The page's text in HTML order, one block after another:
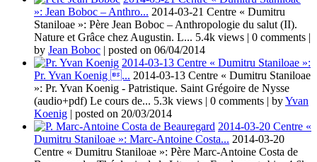
»: Jean Boboc – Anthro... 2014-03-21 Centre « Dumitru
Staniloae »: Père Jean Boboc – Anthropologie du salut (II).
Nature et Grâce chez Augustin. L... 5.4k views | 0 comments |
by Jean Boboc | posted on 06/04/2014
2014-03-13 Centre « Dumitru Staniloae »:
Pr. Yvan Koenig ... 2014-03-13 Centre « Dumitru Staniloae
»: Pr. Yvan Koenig - Patristique. Saint Grégoire de Nysse
(audio+pdf) Le cours de... 5.3k views | 0 comments | byYvan
Koenig | posted on 20/03/2014
2014-03-20 Centre «
Dumitru Staniloae »: Marc-Antoine Costa... 2014-03-20
Centre « Dumitru Staniloae »: Père Marc-Antoine Costa de